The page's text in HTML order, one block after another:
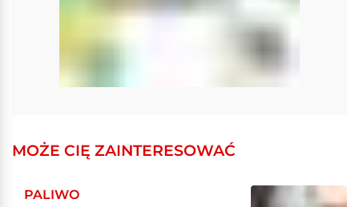
MOŻE CIĘ ZAINTERESOWAĆ
PALIWO